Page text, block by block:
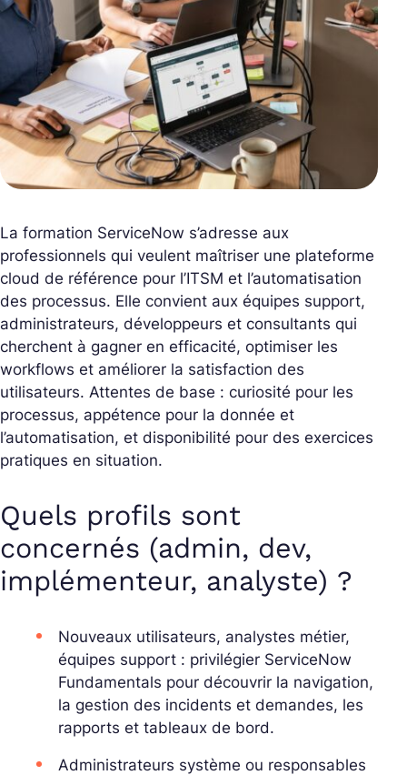
La formation ServiceNow s’adresse aux
professionnels qui veulent maîtriser une plateforme
cloud de référence pour l’ITSM et l’automatisation
des processus. Elle convient aux équipes support,
administrateurs, développeurs et consultants qui
cherchent à gagner en efficacité, optimiser les
workflows et améliorer la satisfaction des
utilisateurs. Attentes de base : curiosité pour les
processus, appétence pour la donnée et
l’automatisation, et disponibilité pour des exercices
pratiques en situation.
Quels profils sont
concernés (admin, dev,
implémenteur, analyste) ?
Nouveaux utilisateurs, analystes métier,
équipes support : privilégier ServiceNow
Fundamentals pour découvrir la navigation,
la gestion des incidents et demandes, les
rapports et tableaux de bord.
Administrateurs système ou responsables